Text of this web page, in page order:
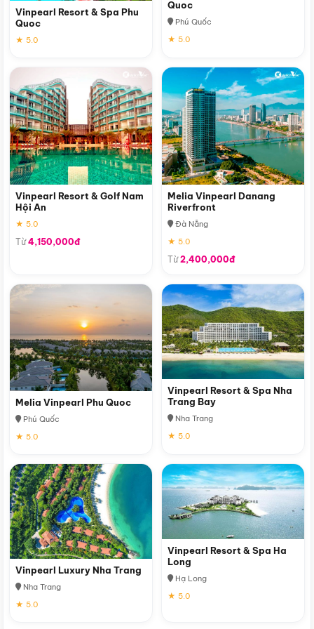
Vinpearl Resort & Spa Phu
Quoc
★ 5.0
Quoc
Phú Quốc
★ 5.0
Vinpearl Resort & Golf Nam
Hội An
★ 5.0
Từ4,150,000đ
Melia Vinpearl Danang
Riverfront
Đà Nẵng
★ 5.0
Từ2,400,000đ
Melia Vinpearl Phu Quoc
Phú Quốc
★ 5.0
Vinpearl Resort & Spa Nha
Trang Bay
Nha Trang
★ 5.0
Vinpearl Luxury Nha Trang
Nha Trang
★ 5.0
Vinpearl Resort & Spa Ha
Long
Hạ Long
★ 5.0